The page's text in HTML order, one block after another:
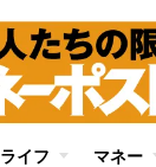
ライフ マネー